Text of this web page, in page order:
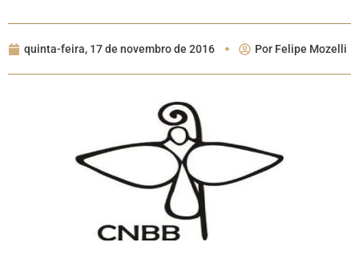
quinta-feira, 17 de novembro de 2016 Por Felipe Mozelli